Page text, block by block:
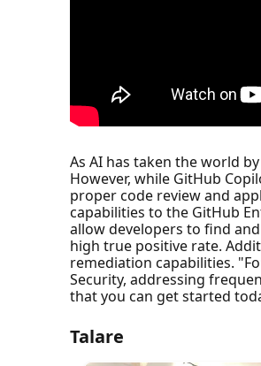
As AI has taken the world
However, while GitHub
proper code review and
capabilities to the GitHub
allow developers to find
high true positive rate.
remediation capabilities.
Security, addressing
that you can get started
Talare